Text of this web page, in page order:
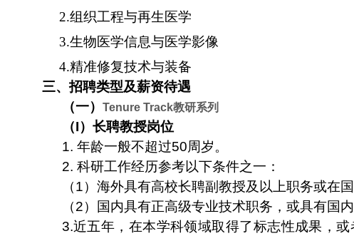
2.组织工程与再生医学
3.生物医学信息与医学影像
4.精准修复技术与装备
三、招聘类型及薪资待遇
（一）
Tenure Track教研系列
（I）长聘教授岗位
1. 年龄一般不超过50周岁。
2. 科研工作经历参考以下条件之一：
（1）海外具有高校长聘副教授及以上职务或在
（2）国内具有正高级专业技术职务，或具有国
3.近五年，在本学科领域取得了标志性成果，